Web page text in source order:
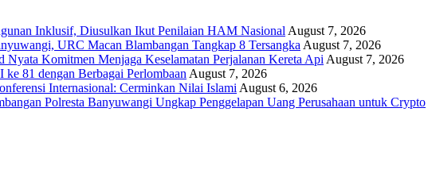
Inklusif, Diusulkan Ikut Penilaian HAM Nasional August 7, 2026
URC Macan Blambangan Tangkap 8 Tersangka August 7, 2026
Komitmen Menjaga Keselamatan Perjalanan Kereta Api August 7, 2026
81 dengan Berbagai Perlombaan August 7, 2026
Internasional: Cerminkan Nilai Islami August 6, 2026
Polresta Banyuwangi Ungkap Penggelapan Uang Perusahaan untuk Crypto